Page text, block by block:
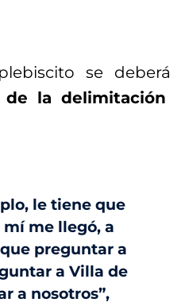
se deberá
la delimitación
le tiene que
me llegó, a
preguntar a
a Villa de
a nosotros”,